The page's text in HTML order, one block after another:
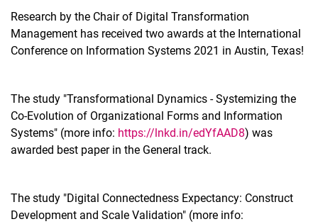
Research by the Chair of Digital Transformation
Management has received two awards at the International
Conference on Information Systems 2021 in Austin, Texas!
The study "Transformational Dynamics - Systemizing the
Co-Evolution of Organizational Forms and Information
Systems" (more info: https://lnkd.in/edYfAAD8) was
awarded best paper in the General track.
The study "Digital Connectedness Expectancy: Construct
Development and Scale Validation" (more info: